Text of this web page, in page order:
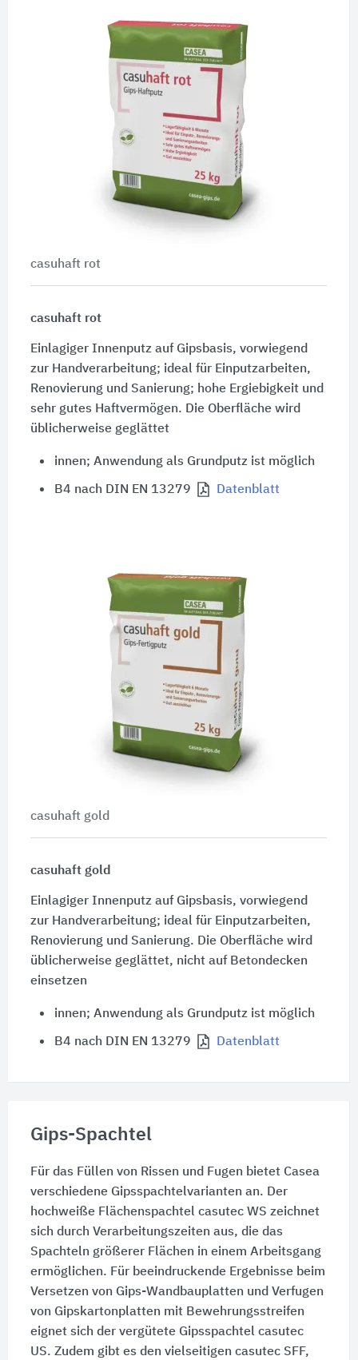
casuhaft rot
casuhaft rot
Einlagiger Innenputz auf Gipsbasis, vorwiegend
zur Handverarbeitung; ideal für Einputzarbeiten,
Renovierung und Sanierung; hohe Ergiebigkeit und
sehr gutes Haftvermögen. Die Oberfläche wird
üblicherweise geglättet
innen; Anwendung als Grundputz ist möglich
B4 nach DIN EN 13279 Datenblatt
casuhaft gold
casuhaft gold
Einlagiger Innenputz auf Gipsbasis, vorwiegend
zur Handverarbeitung; ideal für Einputzarbeiten,
Renovierung und Sanierung. Die Oberfläche wird
üblicherweise geglättet, nicht auf Betondecken
einsetzen
innen; Anwendung als Grundputz ist möglich
B4 nach DIN EN 13279 Datenblatt
Gips-Spachtel
Für das Füllen von Rissen und Fugen bietet Casea
verschiedene Gipsspachtelvarianten an. Der
hochweiße Flächenspachtel casutec WS zeichnet
sich durch Verarbeitungszeiten aus, die das
Spachteln größerer Flächen in einem Arbeitsgang
ermöglichen. Für beeindruckende Ergebnisse beim
Versetzen von Gips-Wandbauplatten und Verfugen
von Gipskartonplatten mit Bewehrungsstreifen
eignet sich der vergütete Gipsspachtel casutec
US. Zudem gibt es den vielseitigen casutec SFF,